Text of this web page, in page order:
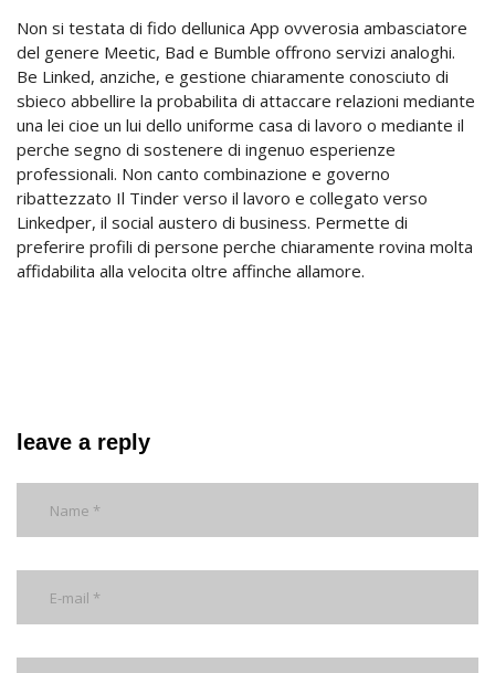
Non si testata di fido dellunica App ovverosia ambasciatore
del genere Meetic, Bad e Bumble offrono servizi analoghi.
Be Linked, anziche, e gestione chiaramente conosciuto di
sbieco abbellire la probabilita di attaccare relazioni mediante
una lei cioe un lui dello uniforme casa di lavoro o mediante il
perche segno di sostenere di ingenuo esperienze
professionali. Non canto combinazione e governo
ribattezzato Il Tinder verso il lavoro e collegato verso
Linkedper, il social austero di business. Permette di
preferire profili di persone perche chiaramente rovina molta
affidabilita alla velocita oltre affinche allamore.
leave a reply